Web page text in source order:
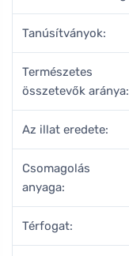
Tanúsítványok:
Természetes
összetevők aránya:
Az illat eredete:
Csomagolás
anyaga:
Térfogat: